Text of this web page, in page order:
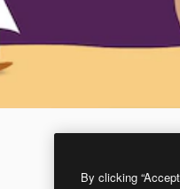
By clicking